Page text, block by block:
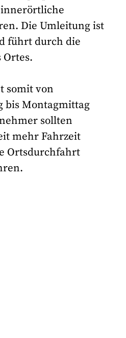
Die Umleitung ist
führt durch die
Ortes.
somit von
bis Montagmittag
sollten
mehr Fahrzeit
Ortsdurchfahrt